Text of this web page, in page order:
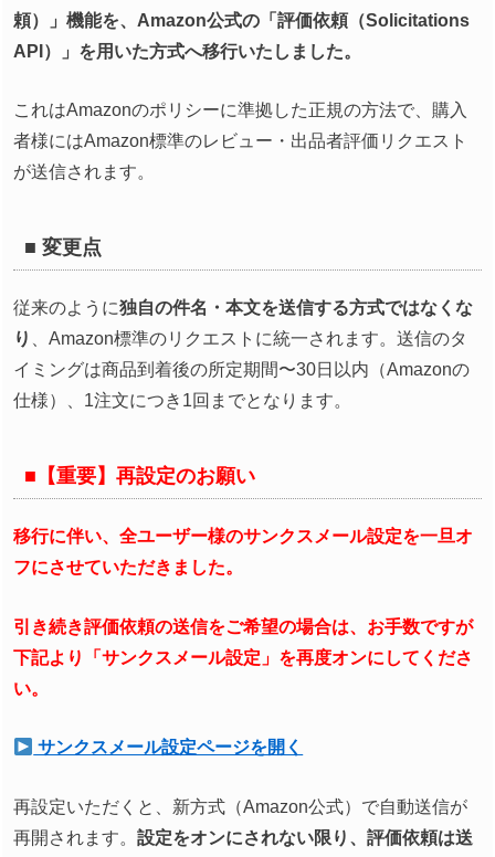
頼）」機能を、Amazon公式の「評価依頼（Solicitations
API）」を用いた方式へ移行いたしました。
これはAmazonのポリシーに準拠した正規の方法で、購入
者様にはAmazon標準のレビュー・出品者評価リクエスト
が送信されます。
■ 変更点
従来のように独自の件名・本文を送信する方式ではなくな
り
、Amazon標準のリクエストに統一されます。送信のタ
イミングは商品到着後の所定期間〜30日以内（Amazonの
仕様）、1注文につき1回までとなります。
■【重要】再設定のお願い
移行に伴い、全ユーザー様のサンクスメール設定を一旦オ
フにさせていただきました。
引き続き評価依頼の送信をご希望の場合は、お手数ですが
下記より「サンクスメール設定」を再度オンにしてくださ
い。
サンクスメール設定ページを開く
再設定いただくと、新方式（Amazon公式）で自動送信が
再開されます。 設定をオンにされない限り、評価依頼は送